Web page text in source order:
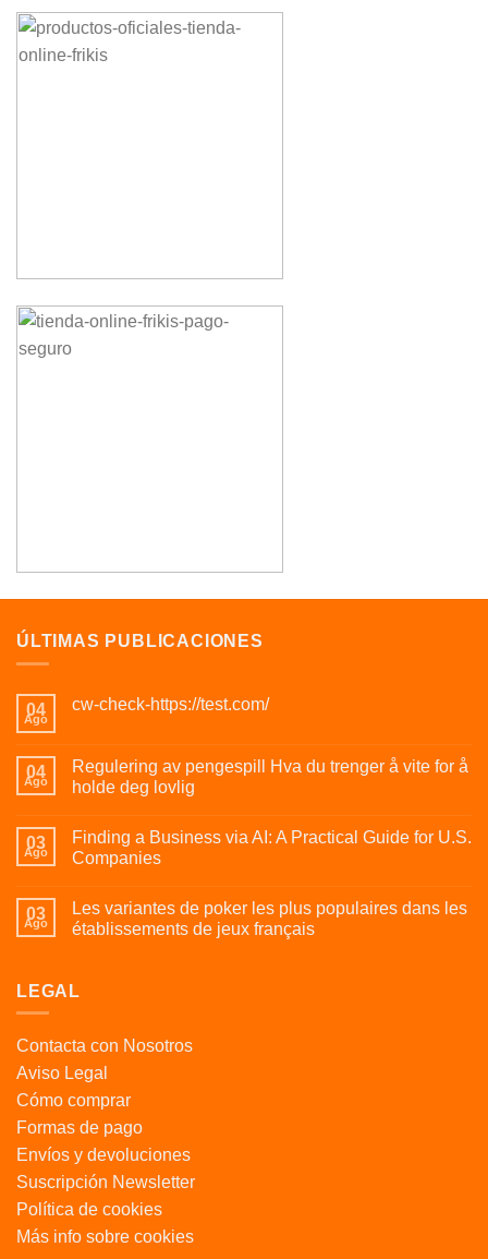
ÚLTIMAS PUBLICACIONES
04
Ago
cw-check-https://test.com/
04
Ago
Regulering av pengespill Hva du trenger å vite for å
holde deg lovlig
03
Ago
Finding a Business via AI: A Practical Guide for U.S.
Companies
03
Ago
Les variantes de poker les plus populaires dans les
établissements de jeux français
LEGAL
Contacta con Nosotros
Aviso Legal
Cómo comprar
Formas de pago
Envíos y devoluciones
Suscripción Newsletter
Política de cookies
Más info sobre cookies